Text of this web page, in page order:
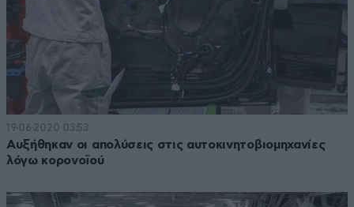
19·06·2020 03:53
Αυξήθηκαν οι απολύσεις στις αυτοκινητοβιομηχανίες
λόγω κορονοϊού